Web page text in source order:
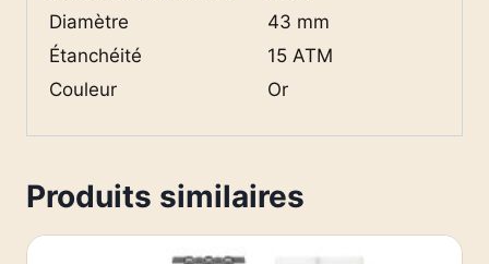
Diamètre
43 mm
Étanchéité
15 ATM
Couleur
Or
Produits similaires